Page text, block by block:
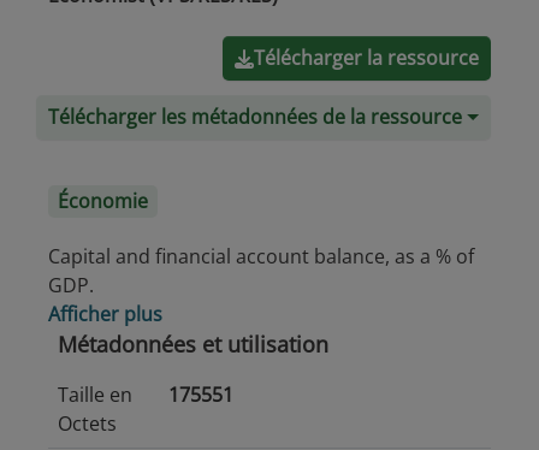
Télécharger la ressource
Télécharger les métadonnées de la ressource
Économie
Capital and financial account balance, as a % of
GDP.
Afficher plus
Métadonnées et utilisation
Taille en
Octets
175551